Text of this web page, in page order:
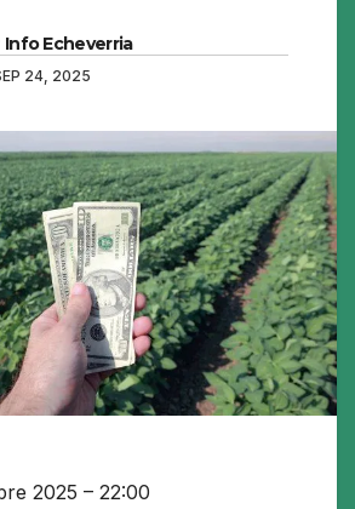
Info Echeverria
24, 2025
2025 – 22:00